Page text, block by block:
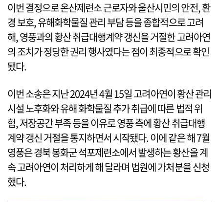
이번 결정으로 온산제련소 근로자와 울산시민의 안전, 환
경 보호, 유해화학물질 관리 부담 등을 종합적으로 고려
해, 영풍과의 황산 취급대행계약 갱신을 거절한 고려아연
의 조치가 정당한 권리 행사였다는 점이 최종적으로 확인
됐다.
이번 소송은 지난 2024년 4월 15일 고려아연이 황산 관리
시설 노후화와 유해 화학물질 추가 취급에 따른 법적 위
험, 저장공간 부족 등을 이유로 영풍 측에 황산 취급대행
계약 갱신 거절을 통지하면서 시작됐다. 이에 같은 해 7월
영풍은 경북 봉화군 석포제련소에서 발생하는 황산을 계
속 고려아연이 처리하게 해 달라며 법원에 가처분을 신청
했다.